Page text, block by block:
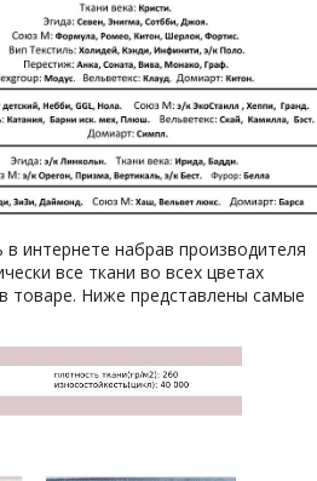
интернете набрав производителя
все ткани во всех цветах
товаре. Ниже представлены самые